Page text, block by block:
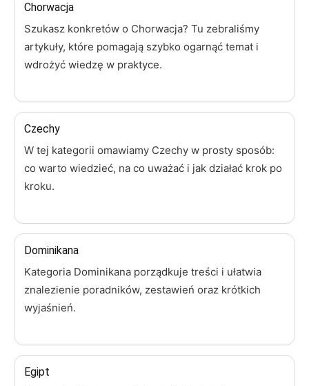
Chorwacja
Szukasz konkretów o Chorwacja? Tu zebraliśmy
artykuły, które pomagają szybko ogarnąć temat i
wdrożyć wiedzę w praktyce.
Czechy
W tej kategorii omawiamy Czechy w prosty sposób:
co warto wiedzieć, na co uważać i jak działać krok po
kroku.
Dominikana
Kategoria Dominikana porządkuje treści i ułatwia
znalezienie poradników, zestawień oraz krótkich
wyjaśnień.
Egipt